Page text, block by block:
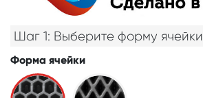
Шаг 1: Выберите форму ячейки
Форма ячейки